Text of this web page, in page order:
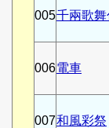
005千兩歌舞
006電車
007和風彩祭